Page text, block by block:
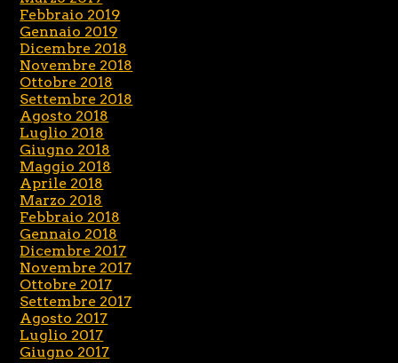
Febbraio 2019
Gennaio 2019
Dicembre 2018
Novembre 2018
Ottobre 2018
Settembre 2018
Agosto 2018
Luglio 2018
Giugno 2018
Maggio 2018
Aprile 2018
Marzo 2018
Febbraio 2018
Gennaio 2018
Dicembre 2017
Novembre 2017
Ottobre 2017
Settembre 2017
Agosto 2017
Luglio 2017
Giugno 2017